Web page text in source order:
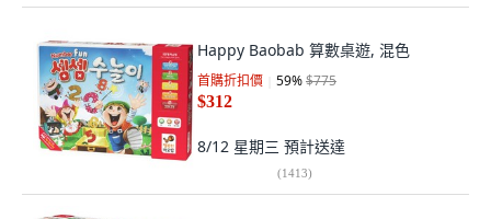
Happy Baobab 算數桌遊, 混色
首購折扣價 59%$775
$312
8/12 星期三 預計送達
(1413)